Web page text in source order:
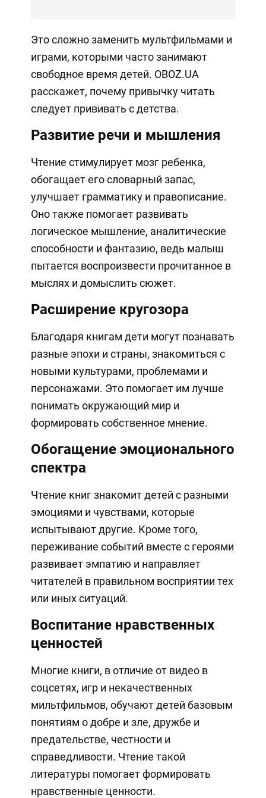
Это сложно заменить мультфильмами и
играми, которыми часто занимают
свободное время детей. OBOZ.UA
расскажет, почему привычку читать
следует прививать с детства.
Развитие речи и мышления
Чтение стимулирует мозг ребенка,
обогащает его словарный запас,
улучшает грамматику и правописание.
Оно также помогает развивать
логическое мышление, аналитические
способности и фантазию, ведь малыш
пытается воспроизвести прочитанное в
мыслях и домыслить сюжет.
Расширение кругозора
Благодаря книгам дети могут познавать
разные эпохи и страны, знакомиться с
новыми культурами, проблемами и
персонажами. Это помогает им лучше
понимать окружающий мир и
формировать собственное мнение.
Обогащение эмоционального
спектра
Чтение книг знакомит детей с разными
эмоциями и чувствами, которые
испытывают другие. Кроме того,
переживание событий вместе с героями
развивает эмпатию и направляет
читателей в правильном восприятии тех
или иных ситуаций.
Воспитание нравственных
ценностей
Многие книги, в отличие от видео в
соцсетях, игр и некачественных
мильтфильмов, обучают детей базовым
понятиям о добре и зле, дружбе и
предательстве, честности и
справедливости. Чтение такой
литературы помогает формировать
нравственные ценности.